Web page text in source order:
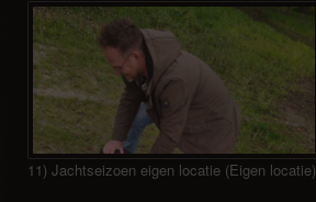
11) Jachtseizoen eigen locatie (Eigen locatie)